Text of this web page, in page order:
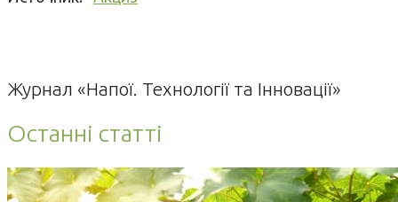
Журнал «Напої. Технології та Інновації»
Останні статті